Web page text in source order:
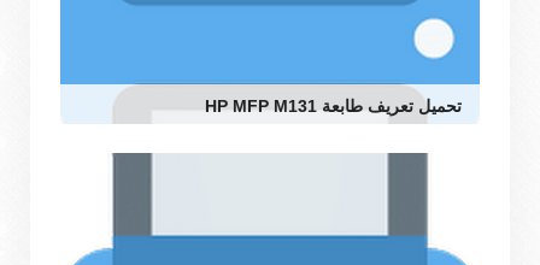
تحميل تعريف طابعة HP MFP M131